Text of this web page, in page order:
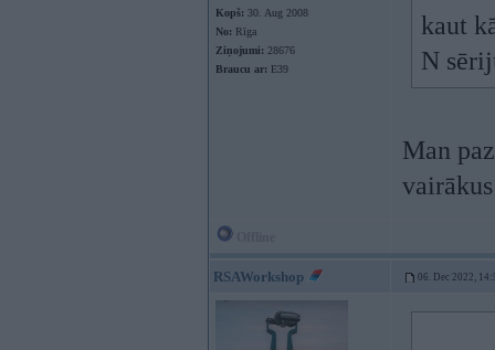
Kopš: 30. Aug 2008
No: Rīga
Ziņojumi: 28676
Braucu ar: E39
kaut
N
Man
RSAWorkshop 06. Dec 2022,